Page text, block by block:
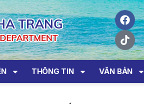
THÔNG TIN VĂN BẢN